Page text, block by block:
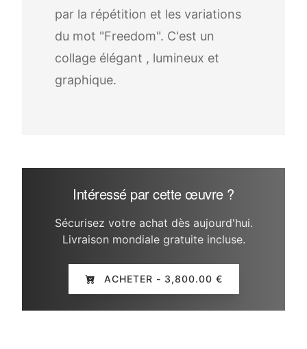
par la répétition et les variations
du mot "Freedom". C'est un
collage élégant , lumineux et
graphique.
Intéressé par cette œuvre ?
Sécurisez votre achat dès aujourd'hui.
Livraison mondiale gratuite incluse.
ACHETER - 3,800.00 €